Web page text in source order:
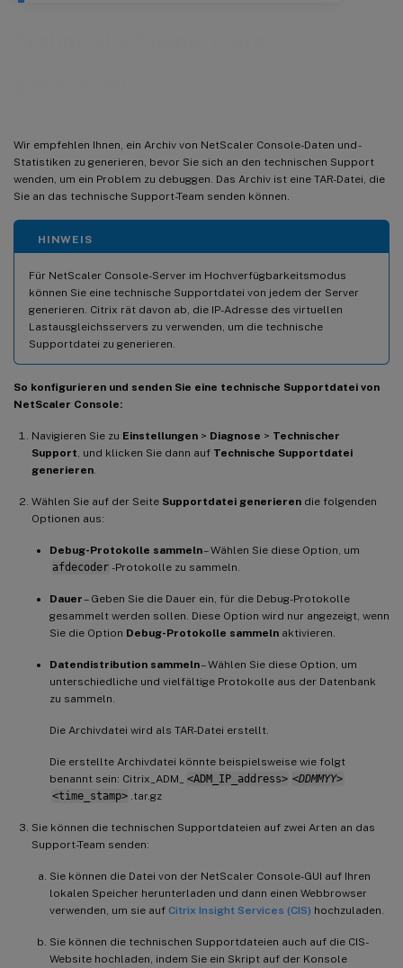
Wir empfehlen Ihnen, ein Archiv von NetScaler Console-Daten und -
Statistiken zu generieren, bevor Sie sich an den technischen Support
wenden, um ein Problem zu debuggen. Das Archiv ist eine TAR-Datei, die
Sie an das technische Support-Team senden können.
HINWEIS
Für NetScaler Console-Server im Hochverfügbarkeitsmodus
können Sie eine technische Supportdatei von jedem der Server
generieren. Citrix rät davon ab, die IP-Adresse des virtuellen
Lastausgleichsservers zu verwenden, um die technische
Supportdatei zu generieren.
So konfigurieren und senden Sie eine technische Supportdatei von
NetScaler Console:
Navigieren Sie zu Einstellungen > Diagnose > Technischer
Support , und klicken Sie dann auf Technische Supportdatei
generieren
Wählen Sie auf der Seite Supportdatei generieren die folgenden
Optionen aus:
Debug-Protokolle sammeln– Wählen Sie diese Option, um
afdecoder -Protokolle zu sammeln.
Dauer– Geben Sie die Dauer ein, für die Debug-Protokolle
gesammelt werden sollen. Diese Option wird nur angezeigt, wenn
Sie die Option Debug-Protokolle sammeln aktivieren.
Datendistribution sammeln– Wählen Sie diese Option, um
unterschiedliche und vielfältige Protokolle aus der Datenbank
zu sammeln.
Die Archivdatei wird als TAR-Datei erstellt.
Die erstellte Archivdatei könnte beispielsweise wie folgt
benannt sein: Citrix_ADM_
<ADM_IP_address> <DDMMYY>
<time_stamp> .tar.gz
Sie können die technischen Supportdateien auf zwei Arten an das
Support-Team senden:
Sie können die Datei von der NetScaler Console-GUI auf Ihren
lokalen Speicher herunterladen und dann einen Webbrowser
verwenden, um sie auf Citrix Insight Services (CIS) hochzuladen.
Sie können die technischen Supportdateien auch auf die CIS-
Website hochladen, indem Sie ein Skript auf der Konsole